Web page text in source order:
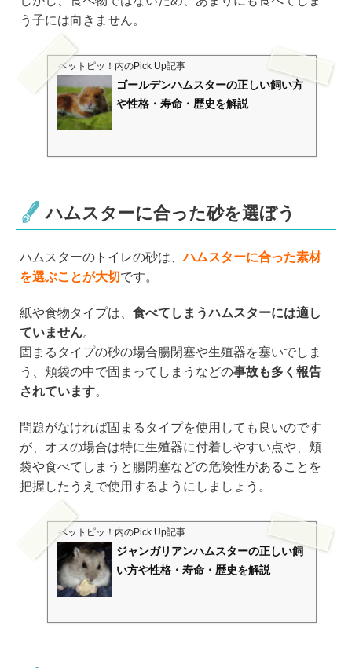
う子には向きません。
ペットピッ！ 内のPick Up記事
ゴールデンハムスターの正しい飼い方
や性格・寿命・歴史を解説
ハムスターに合った砂を選ぼう
ハムスターのトイレの砂は、ハムスターに合った素材
を選ぶことが大切です。
紙や食物タイプは、 食べてしまうハムスターには適し
ていません。
固まるタイプの砂の場合腸閉塞や生殖器を塞いでしま
う、頬袋の中で固まってしまうなどの事故も多く報告
されています。
問題がなければ固まるタイプを使用しても良いのです
が、オスの場合は特に生殖器に付着しやすい点や、頬
袋や食べてしまうと腸閉塞などの危険性があることを
把握したうえで使用するようにしましょう。
ペットピッ！ 内のPick Up記事
ジャンガリアンハムスターの正しい飼
い方や性格・寿命・歴史を解説